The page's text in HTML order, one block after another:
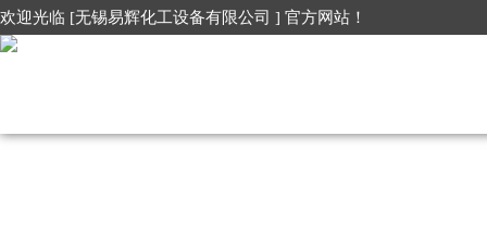
欢迎光临 [无锡易辉化工设备有限公司 ] 官方网站！